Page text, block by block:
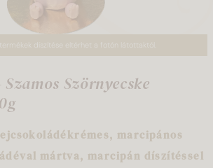
díszítése eltérhet a fotón látottaktól.
Szörnyecske
marcipános
mártva, marcipán díszítéssel